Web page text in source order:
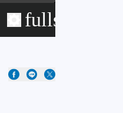
fullscreen